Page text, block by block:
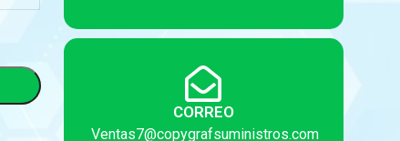
CORREO
Ventas7@copygrafsuministros.com